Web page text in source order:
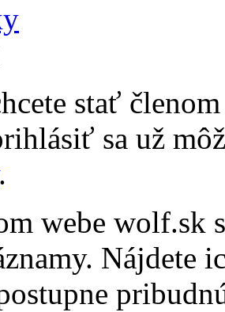
stať
sa už
webe wolf.sk
Nájdete